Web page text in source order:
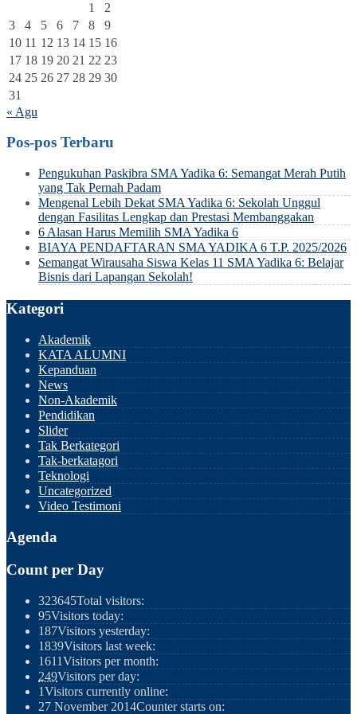
1
2
3
4 5 6 7 8
9
10 11 12 13 14 15 16
17 18 19 20 21 22 23
24 25 26 27 28 29 30
31
« Agu
Pos-pos Terbaru
Pengukuhan Paskibra SMA Yadika 6: Semangat Merah Putih
yang Tak Pernah Padam
Mengenal Lebih Dekat SMA Yadika 6: Sekolah Unggul
dengan Fasilitas Lengkap dan Prestasi Membanggakan
6 Alasan Harus Memilih SMA Yadika 6
BIAYA PENDAFTARAN SMA YADIKA 6 T.P. 2025/2026
Semangat Wirausaha Siswa Kelas 11 SMA Yadika 6: Belajar
Bisnis dari Lapangan Sekolah!
Kategori
Akademik
KATA ALUMNI
Kepanduan
News
Non-Akademik
Pendidikan
Slider
Tak Berkategori
Tak-berkatagori
Teknologi
Uncategorized
Video Testimoni
Agenda
Count per Day
323645Total visitors:
95Visitors today:
187Visitors yesterday:
1839Visitors last week:
1611Visitors per month:
249Visitors per day:
1Visitors currently online:
27 November 2014Counter starts on: